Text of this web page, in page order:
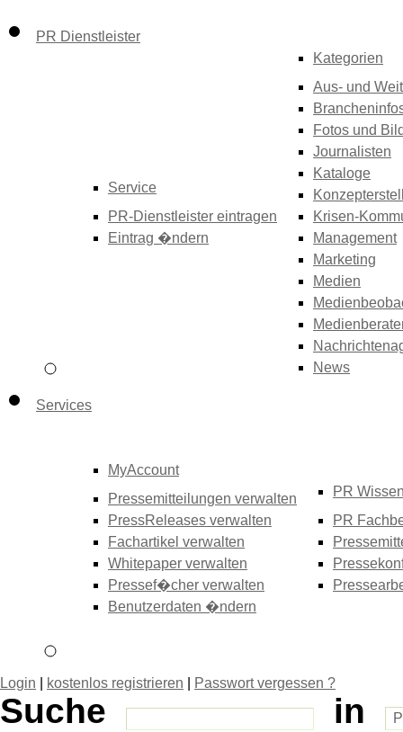
PR Dienstleister
Service
PR-Dienstleister eintragen
Eintrag �ndern
Kategorien
Aus- und
Fotos und
Journalisten
Kataloge
Krisen-
Management
Marketing
Medien
News
Services
MyAccount
Pressemitteilungen verwalten
PressReleases verwalten
Fachartikel verwalten
Whitepaper verwalten
Pressef�cher verwalten
Benutzerdaten �ndern
PR
PR
Login kostenlos registrieren Passwort vergessen ?
Suche
in